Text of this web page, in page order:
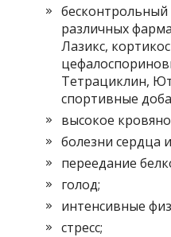
различных
Лазикс,
Тетрациклин,
спортивные
высокое
болезни сердца
переедание
голод;
интенсивные
стресс;